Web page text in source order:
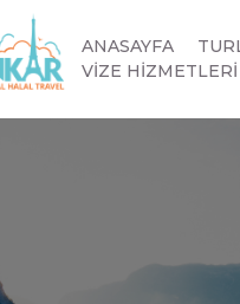
ANASAYFA
VİZE HİZMETLERİ